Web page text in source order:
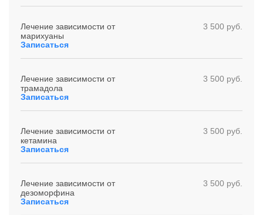
Лечение зависимости от
марихуаны
3 500 руб.
Записаться
Лечение зависимости от
трамадола
3 500 руб.
Записаться
Лечение зависимости от
кетамина
3 500 руб.
Записаться
Лечение зависимости от
дезоморфина
3 500 руб.
Записаться